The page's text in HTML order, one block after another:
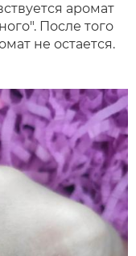
аромат
После того
не остается.